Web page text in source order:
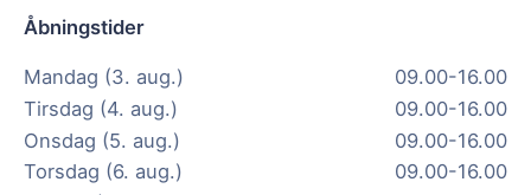
Åbningstider
Mandag (3. aug.)
09.00-16.00
Tirsdag (4. aug.)
09.00-16.00
Onsdag (5. aug.)
09.00-16.00
Torsdag (6. aug.)
09.00-16.00